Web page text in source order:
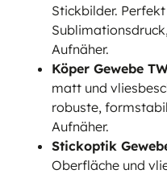
Stickbilder.
Aufnäher.
Köper Gewebe
matt und
robuste,
Aufnäher.
Stickoptik
Oberfläche und